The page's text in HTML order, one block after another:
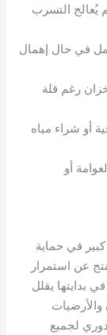
يُعالج التسرب
في حال إهمال
رغم قلة
أو شراء مياه
أو
في حماية
عن استمرار
بدايتها يقلل
لجميع